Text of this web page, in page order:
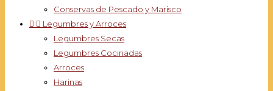
Conservas de Pescado y Marisco
  Legumbres y Arroces
Legumbres Secas
Legumbres Cocinadas
Arroces
Harinas